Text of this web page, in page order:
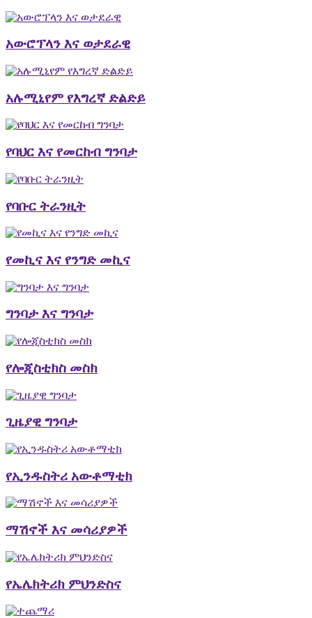
አውሮፕላን እና ወታደራዊ
አሉሚኒየም የእግረኛ ድልድይ
የባህር እና የመርከብ ግንባታ
የባቡር ትራንዚት
የመኪና እና የንግድ መኪና
ግንባታ እና ግንባታ
የሎጂስቲክስ መስክ
ጊዜያዊ ግንባታ
የኢንዱስትሪ አውቶማቲክ
ማሽኖች እና መሳሪያዎች
የኤሌክትሪክ ምህንድስና